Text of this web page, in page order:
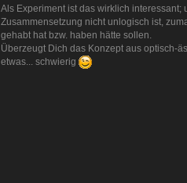
Als Experiment ist das wirklich
Zusammensetzung nicht unlogisch ist,
gehabt hat bzw. haben hätte sollen.
Überzeugt Dich das Konzept aus optisch-
etwas... schwierig